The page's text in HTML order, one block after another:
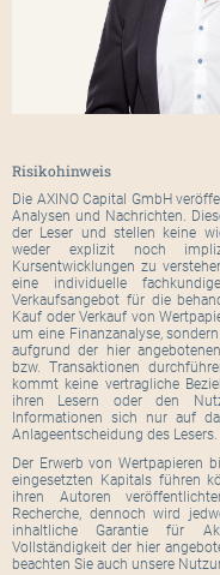
Risikohinweis
Die AXINO Capital GmbH
Analysen und Nachrichten.
der Leser und stellen keine
weder explizit noch
Kursentwicklungen zu
eine individuelle
Verkaufsangebot für die
Kauf oder Verkauf von
um eine Finanzanalyse,
aufgrund der hier
bzw. Transaktionen
kommt keine vertragliche
ihren Lesern oder den
Informationen sich nur auf
Anlageentscheidung des Lesers.
Der Erwerb von Wertpapieren
eingesetzten Kapitals führen
ihren Autoren
Recherche, dennoch wird
inhaltliche Garantie für
Vollständigkeit der hier
beachten Sie auch unsere